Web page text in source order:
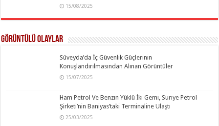
15/08/2025
Görüntülü Olaylar
Süveyda’da İç Güvenlik Güçlerinin
Konuşlandırılmasından Alınan Görüntüler
15/07/2025
Ham Petrol Ve Benzin Yüklü İki Gemi, Suriye Petrol
Şirketi’nin Baniyas’taki Terminaline Ulaştı
25/03/2025